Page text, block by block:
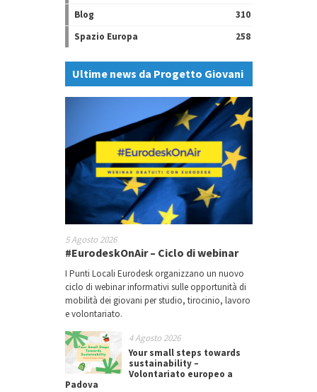
Blog
310
Spazio Europa
258
Ultime news da Progetto Giovani
5 Agosto 2026
#EurodeskOnAir – Ciclo di webinar
I Punti Locali Eurodesk organizzano un nuovo
ciclo di webinar informativi sulle opportunità di
mobilità dei giovani per studio, tirocinio, lavoro
e volontariato.
4 Agosto 2026
Your small steps towards
sustainability –
Volontariato europeo a
Padova